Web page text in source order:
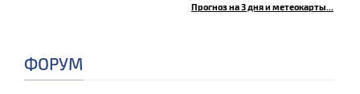
Прогноз на 3 дня и метеокарты...
ФОРУМ